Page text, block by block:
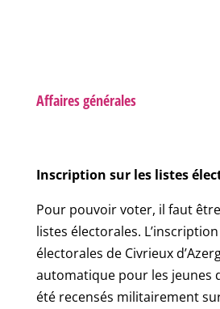
Affaires générales
Inscription sur les listes
Pour pouvoir voter, il faut
listes électorales.
électorales de Civrieux
automatique pour les jeunes
été recensés militairement